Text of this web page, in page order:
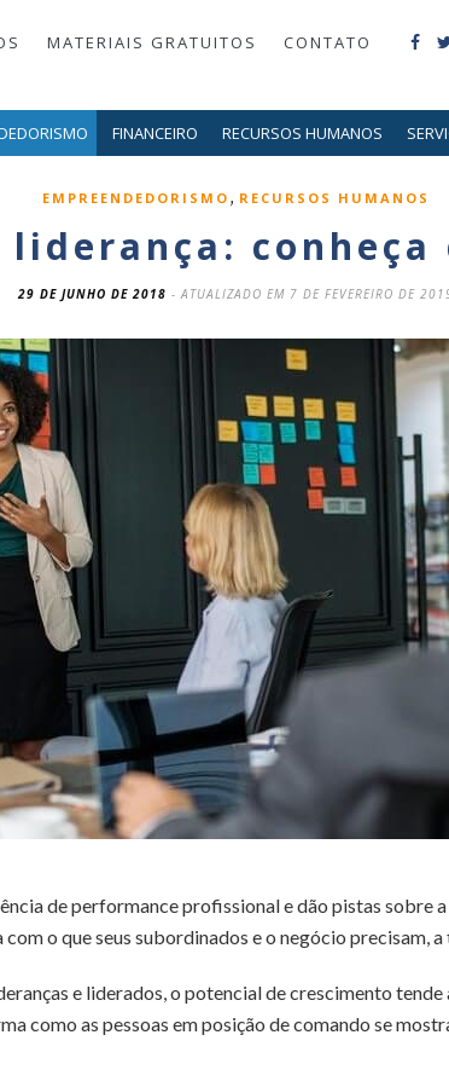
MATERIAIS GRATUITOS CONTATO
FINANCEIRO RECURSOS HUMANOS
EMPREENDEDORISMO , RECURSOS HUMANOS
liderança: conheça
29 DE JUNHO DE 2018 - ATUALIZADO EM 7 DE FEVEREIRO DE
de performance profissional e dão pistas sobre
o que seus subordinados e o negócio precisam, a
e liderados, o potencial de crescimento tende
como as pessoas em posição de comando se